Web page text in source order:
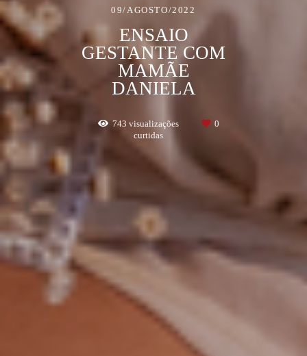
09/AGOSTO/2022
ENSAIO
GESTANTE COM
MAMÃE
DANIELA
743 visualizações
0
curtidas